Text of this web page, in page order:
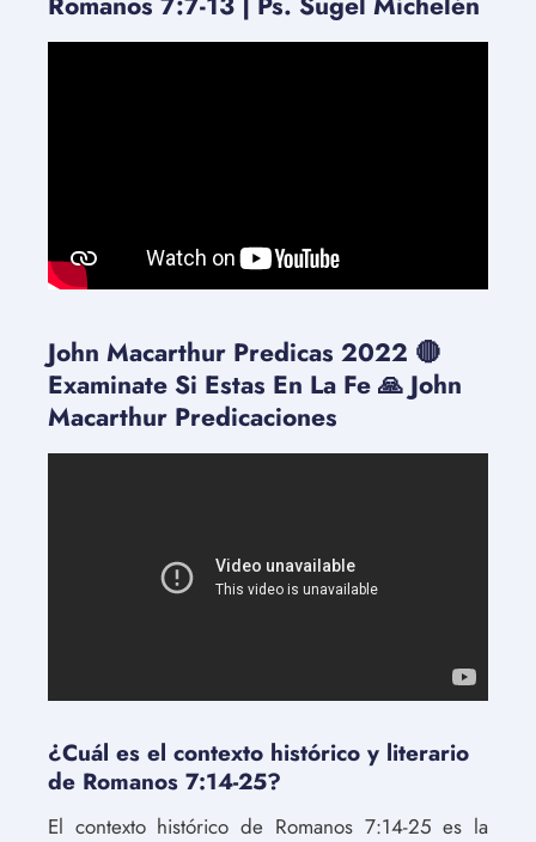
John Macarthur Predicas 2022 🔴
Examinate Si Estas En La Fe 🙏 John
Macarthur Predicaciones
¿Cuál es el contexto histórico y literario
de Romanos 7:14-25?
El contexto histórico de Romanos 7:14-25 es la